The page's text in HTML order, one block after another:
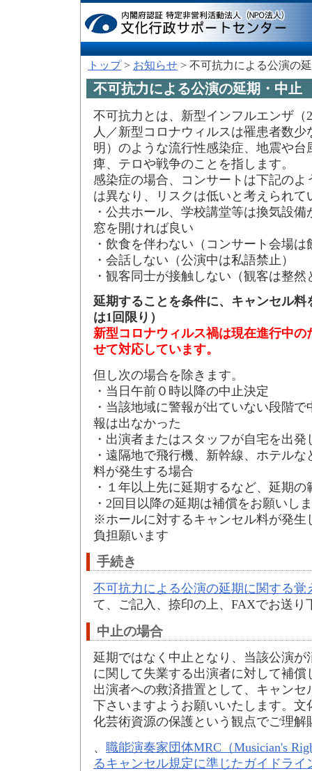
トップ> お知らせ > 不可抗力による公演の
不可抗力による公演の延期・中止
不可抗力とは、新型インフルエンザ（
人／新型コロナウィルスは罹患者数
明）のような流行性感染症、地震や台
痺、テロや戦争のことを指します。
感染症の場合、コンサートは下記の
は異なり、リスクは低いと考えられて
・公共ホール、学校講堂等は換気設
窓を開ければ良い
・飲食を伴わない（コンサート会場
・会話しない（公演中は私語禁止）
・観客同士が接触しない（観客は整
延期することを条件に、キャンセル料
は1回限り）
新型コロナウィルス禍は現在進行中の
せて対応しています。
但し次の場合を除きます。
・当日午前０時以降の中止決定
・当該地域に警報が出ていない段階
報は出なかった
・出演者またはスタッフが自宅を出
・遠隔地で飛行機、新幹線、ホテル
料が発生する場合
・１年以上先に延期するなど、延期
・2回目以降の延期は補償をお願いし
※ホールに対するキャンセル料が発生
負担願います
手続き
不可抗力による公演の延期に関する覚
て、ご記入、捺印の上、FAXでお送り
中止の場合
延期ではなく中止となり、当該公演
に関して失業する出演者に対して補
出演者への救済措置として、キャン
下さいますようお願いいたします。文
化芸術資源の保護という観点でご理解
、 職能演奏家団体MRC（Musician's
るキャンセル規定に準じたガイドライ